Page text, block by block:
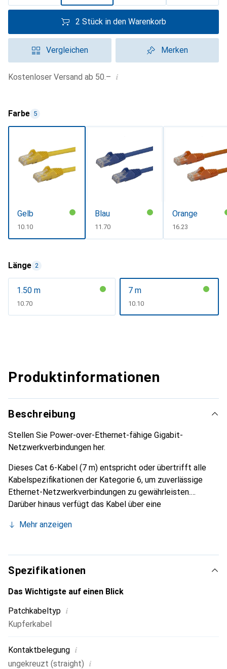
2 Stück in den Warenkorb
Vergleichen Merken
Kostenloser Versand ab 50.– i
Farbe 5
Gelb
CHF
10.10
Blau
CHF
11.70
Orange
CHF
16.23
Länge 2
1.50 m
CHF
10.70
7 m
CHF
10.10
Produktinformationen
Beschreibung
Stellen Sie Power-over-Ethernet-fähige Gigabit-
Netzwerkverbindungen her.
Dieses Cat 6-Kabel (7 m) entspricht oder übertrifft alle
Kabelspezifikationen der Kategorie 6, um zuverlässige
Ethernet-Netzwerkverbindungen zu gewährleisten.
Darüber hinaus verfügt das Kabel über eine
Netzwerkkabelführungen bei Bedarf farblich markieren
Mehr anzeigen
Spezifikationen
Das Wichtigste auf einen Blick
Patchkabeltyp i
Kupferkabel
Kontaktbelegung i
ungekreuzt (straight) i